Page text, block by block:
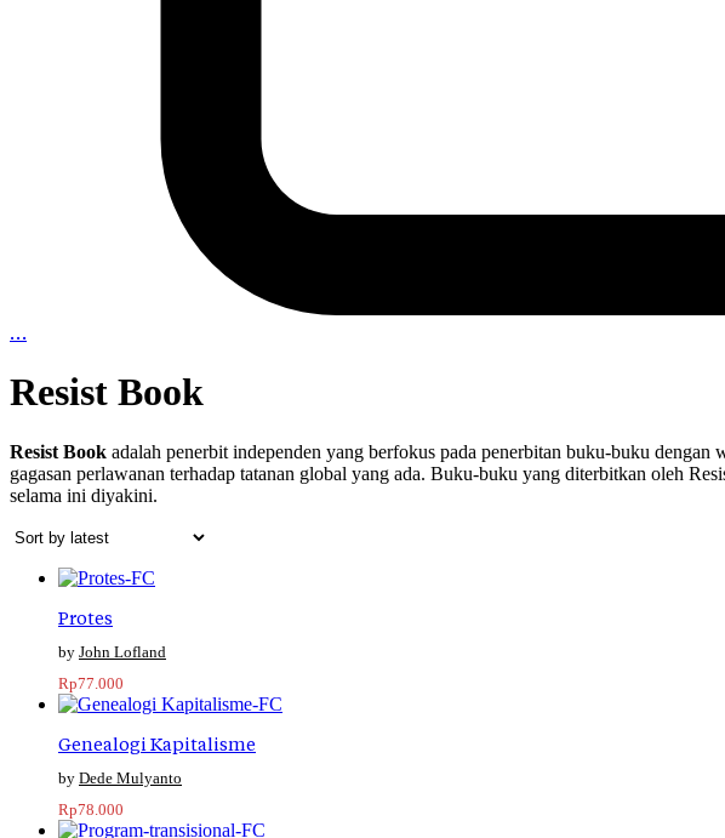
…
Resist Book
Resist Book adalah penerbit independen yang berfokus pada penerbitan buku-buku
gagasan perlawanan terhadap tatanan global yang ada. Buku-buku yang diterbitkan oleh
selama ini diyakini.
Protes
John Lofland
Rp77.000
Genealogi Kapitalisme
Dede Mulyanto
Rp78.000